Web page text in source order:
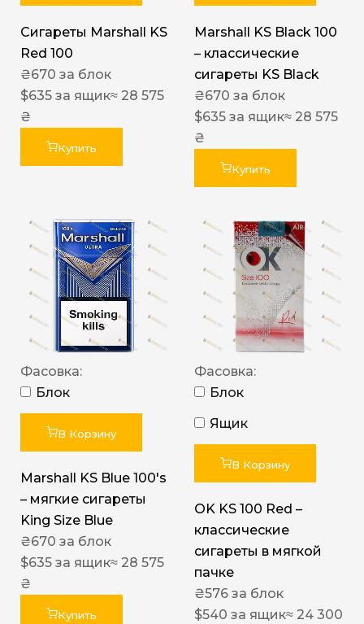
Сигареты Marshall KS
Red 100
₴670 за блок
$635 за ящик≈ 28 575
₴
Купить
Marshall KS Black 100
– классические
сигареты KS Black
₴670 за блок
$635 за ящик≈ 28 575
₴
Купить
Фасовка:
Блок
В Корзину
Marshall KS Blue 100's
– мягкие сигареты
King Size Blue
₴670 за блок
$635 за ящик≈ 28 575
₴
Купить
Фасовка:
Блок
Ящик
В Корзину
OK KS 100 Red –
классические
сигареты в мягкой
пачке
₴576 за блок
$540 за ящик≈ 24 300